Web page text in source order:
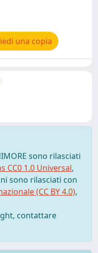
una copia
sono rilasciati
CC0 1.0 Universal,
sono rilasciati con
(CC BY 4.0),
contattare